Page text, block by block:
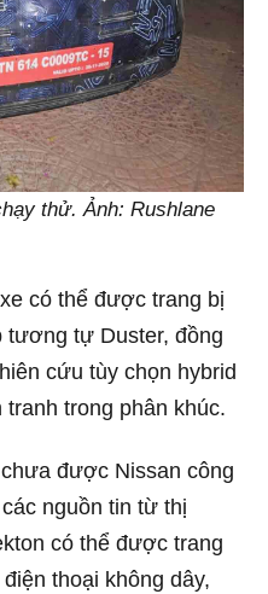
thử. Ảnh: Rushlane
có thể được trang bị
tương tự Duster, đồng
cứu tùy chọn hybrid
trong phân khúc.
được Nissan công
nguồn tin từ thị
có thể được trang
thoại không dây,